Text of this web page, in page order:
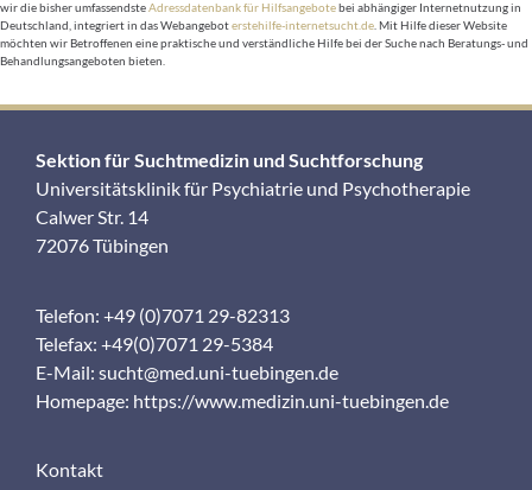
wir die bisher umfassendsteAdressdatenbank für Hilfsangebotebei abhängiger Internetnutzung in
Deutschland, integriert in das Webangeboterstehilfe-internetsucht.de . Mit Hilfe dieser Website
möchten wir Betroffenen eine praktische und verständliche Hilfe bei der Suche nach Beratungs- und
Behandlungsangeboten bieten.
Sektion für Suchtmedizin und Suchtforschung
Universitätsklinik für Psychiatrie und Psychotherapie
Calwer Str. 14
72076 Tübingen
Telefon: +49 (0)7071 29-82313
Telefax: +49(0)7071 29-5384
E-Mail: sucht@med.uni-tuebingen.de
Homepage: https://www.medizin.uni-tuebingen.de
Kontakt